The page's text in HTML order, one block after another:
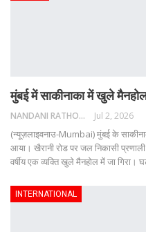
मुंबई में साकीनाका में खुले मैनहोल
NANDANI RATHORE Jul 2, 2026
(न्यूज़लाइवनाउ-Mumbai) मुंबई के
आया। खैरानी रोड पर जल निकासी
वर्षीय एक व्यक्ति खुले मैनहोल में जा
INTERNATIONAL